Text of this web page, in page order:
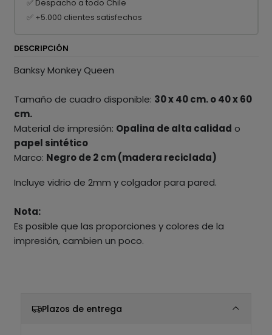
✅ Despacho a todo Chile
✅ +5.000 clientes satisfechos
DESCRIPCIÓN
Banksy Monkey Queen
Tamaño de cuadro disponible: 30 x 40 cm. o 40 x 60
cm.
Material de impresión: Opalina de alta calidad o
papel sintético
Marco: Negro de 2 cm (madera reciclada)
Incluye vidrio de 2mm y colgador para pared.
Nota:
Es posible que las proporciones y colores de la
impresión, cambien un poco.
Plazos de entrega